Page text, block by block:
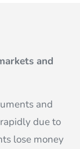
and
and
due to
lose money